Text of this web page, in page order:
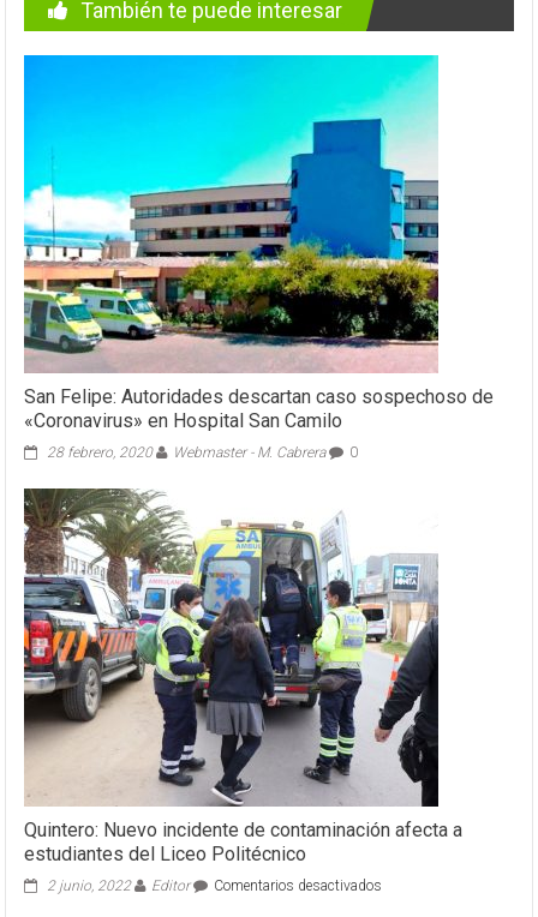
También te puede interesar
San Felipe: Autoridades descartan caso sospechoso de
«Coronavirus» en Hospital San Camilo
28 febrero, 2020 Webmaster - M. Cabrera 0
Quintero: Nuevo incidente de contaminación afecta a
estudiantes del Liceo Politécnico
2 junio, 2022 Editor Comentarios desactivados